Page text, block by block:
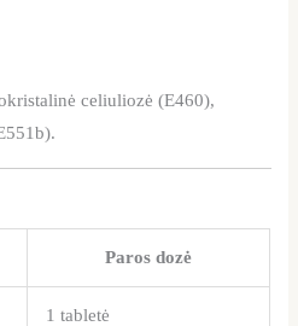
celiuliozė (E460),
Paros dozė
1 tabletė